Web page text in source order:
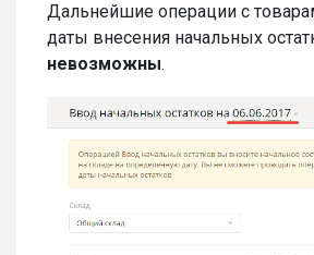
Дальнейшие операции с
даты внесения начальных
невозможны.